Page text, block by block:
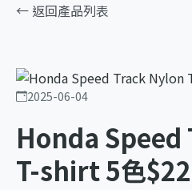
← 返回產品列表
2025-06-04
Honda
T-shirt 5色